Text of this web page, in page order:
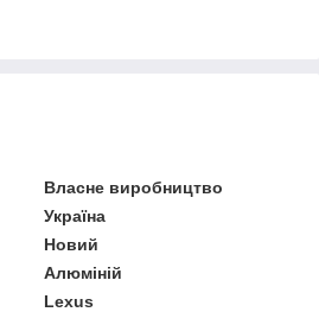
Власне виробництво
Україна
Новий
Алюміній
Lexus